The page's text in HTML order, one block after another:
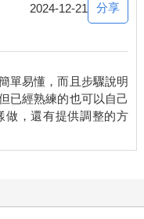
2024-12-21 分享
單易懂，而且步驟說明
已經熟練的也可以自己
做，還有提供調整的方